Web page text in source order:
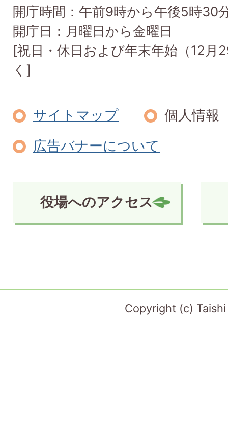
開庁時間：午前9時から午後5時30
開庁日：月曜日から金曜日
[祝日・休日および年末年始（12月
く]
サイトマップ
個人情報
広告バナーについて
役場へのアクセス
Copyright (c)